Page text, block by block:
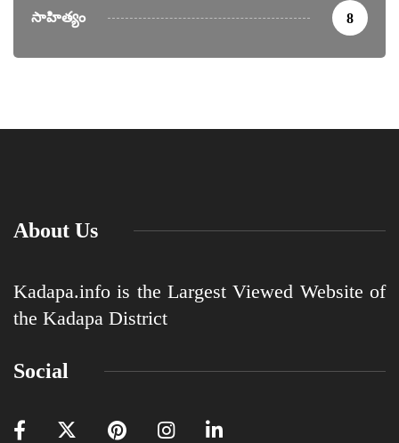
సాహిత్యం 8
About Us
Kadapa.info is the Largest Viewed Website of
the Kadapa District
Social